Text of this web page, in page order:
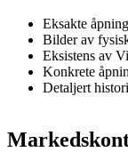
Eksakte
Bilder av
Eksistens av
Konkrete
Detaljert